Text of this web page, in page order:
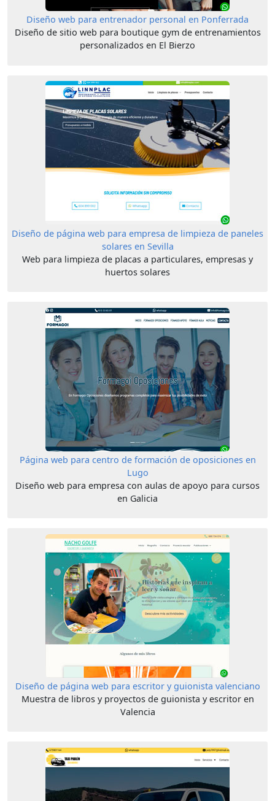
Diseño web para entrenador personal en Ponferrada
Diseño de sitio web para boutique gym de entrenamientos
personalizados en El Bierzo
Diseño de página web para empresa de limpieza de paneles
solares en Sevilla
Web para limpieza de placas a particulares, empresas y
huertos solares
Página web para centro de formación de oposiciones en
Lugo
Diseño web para empresa con aulas de apoyo para cursos
en Galicia
Diseño de página web para escritor y guionista valenciano
Muestra de libros y proyectos de guionista y escritor en
Valencia